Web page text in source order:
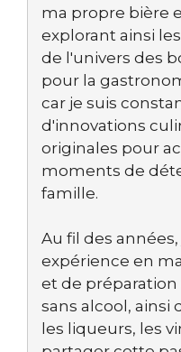
ma propre bière
explorant ainsi
de l'univers des
pour la
car je suis
d'innovations
originales pour
moments de
famille.
Au fil des
expérience en
et de préparation
sans alcool, ainsi
les liqueurs, les